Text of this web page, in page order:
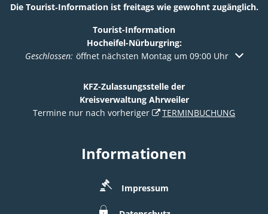
Die Tourist‑Information ist freitags wie gewohnt zugänglich.
Tourist-Information
Hocheifel-Nürburgring:
Klicken, um weitere Öffnungs- oder Schließzeiten
Geschlossen: öffnet nächsten Montag um 09:00 Uhr
KFZ-Zulassungsstelle der
Kreisverwaltung Ahrweiler
Termine nur nach vorheriger
TERMINBUCHUNG
Informationen
Impressum